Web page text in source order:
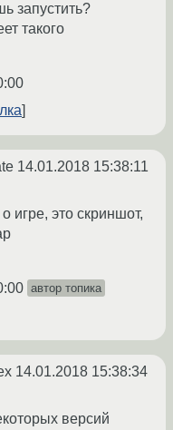
запустить?
такого
14.01.2018 15:38:11
игре, это скриншот,
автор топика
14.01.2018 15:38:34
версий